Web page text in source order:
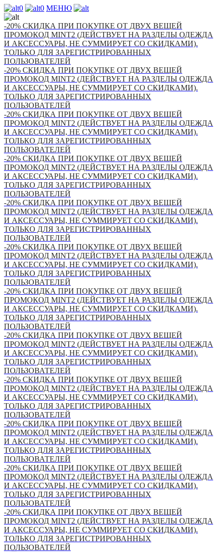
0 0 МЕНЮ
-20% СКИДКА ПРИ ПОКУПКЕ ОТ ДВУХ ВЕЩЕЙ
ПРОМОКОД MINT2 (ДЕЙСТВУЕТ НА РАЗДЕЛЫ ОДЕЖДА
И АКСЕССУАРЫ, НЕ СУММИРУЕТ СО СКИДКАМИ).
ТОЛЬКО ДЛЯ ЗАРЕГИСТРИРОВАННЫХ
ПОЛЬЗОВАТЕЛЕЙ
-20% СКИДКА ПРИ ПОКУПКЕ ОТ ДВУХ ВЕЩЕЙ
ПРОМОКОД MINT2 (ДЕЙСТВУЕТ НА РАЗДЕЛЫ ОДЕЖДА
И АКСЕССУАРЫ, НЕ СУММИРУЕТ СО СКИДКАМИ).
ТОЛЬКО ДЛЯ ЗАРЕГИСТРИРОВАННЫХ
ПОЛЬЗОВАТЕЛЕЙ
-20% СКИДКА ПРИ ПОКУПКЕ ОТ ДВУХ ВЕЩЕЙ
ПРОМОКОД MINT2 (ДЕЙСТВУЕТ НА РАЗДЕЛЫ ОДЕЖДА
И АКСЕССУАРЫ, НЕ СУММИРУЕТ СО СКИДКАМИ).
ТОЛЬКО ДЛЯ ЗАРЕГИСТРИРОВАННЫХ
ПОЛЬЗОВАТЕЛЕЙ
-20% СКИДКА ПРИ ПОКУПКЕ ОТ ДВУХ ВЕЩЕЙ
ПРОМОКОД MINT2 (ДЕЙСТВУЕТ НА РАЗДЕЛЫ ОДЕЖДА
И АКСЕССУАРЫ, НЕ СУММИРУЕТ СО СКИДКАМИ).
ТОЛЬКО ДЛЯ ЗАРЕГИСТРИРОВАННЫХ
ПОЛЬЗОВАТЕЛЕЙ
-20% СКИДКА ПРИ ПОКУПКЕ ОТ ДВУХ ВЕЩЕЙ
ПРОМОКОД MINT2 (ДЕЙСТВУЕТ НА РАЗДЕЛЫ ОДЕЖДА
И АКСЕССУАРЫ, НЕ СУММИРУЕТ СО СКИДКАМИ).
ТОЛЬКО ДЛЯ ЗАРЕГИСТРИРОВАННЫХ
ПОЛЬЗОВАТЕЛЕЙ
-20% СКИДКА ПРИ ПОКУПКЕ ОТ ДВУХ ВЕЩЕЙ
ПРОМОКОД MINT2 (ДЕЙСТВУЕТ НА РАЗДЕЛЫ ОДЕЖДА
И АКСЕССУАРЫ, НЕ СУММИРУЕТ СО СКИДКАМИ).
ТОЛЬКО ДЛЯ ЗАРЕГИСТРИРОВАННЫХ
ПОЛЬЗОВАТЕЛЕЙ
-20% СКИДКА ПРИ ПОКУПКЕ ОТ ДВУХ ВЕЩЕЙ
ПРОМОКОД MINT2 (ДЕЙСТВУЕТ НА РАЗДЕЛЫ ОДЕЖДА
И АКСЕССУАРЫ, НЕ СУММИРУЕТ СО СКИДКАМИ).
ТОЛЬКО ДЛЯ ЗАРЕГИСТРИРОВАННЫХ
ПОЛЬЗОВАТЕЛЕЙ
-20% СКИДКА ПРИ ПОКУПКЕ ОТ ДВУХ ВЕЩЕЙ
ПРОМОКОД MINT2 (ДЕЙСТВУЕТ НА РАЗДЕЛЫ ОДЕЖДА
И АКСЕССУАРЫ, НЕ СУММИРУЕТ СО СКИДКАМИ).
ТОЛЬКО ДЛЯ ЗАРЕГИСТРИРОВАННЫХ
ПОЛЬЗОВАТЕЛЕЙ
-20% СКИДКА ПРИ ПОКУПКЕ ОТ ДВУХ ВЕЩЕЙ
ПРОМОКОД MINT2 (ДЕЙСТВУЕТ НА РАЗДЕЛЫ ОДЕЖДА
И АКСЕССУАРЫ, НЕ СУММИРУЕТ СО СКИДКАМИ).
ТОЛЬКО ДЛЯ ЗАРЕГИСТРИРОВАННЫХ
ПОЛЬЗОВАТЕЛЕЙ
-20% СКИДКА ПРИ ПОКУПКЕ ОТ ДВУХ ВЕЩЕЙ
ПРОМОКОД MINT2 (ДЕЙСТВУЕТ НА РАЗДЕЛЫ ОДЕЖДА
И АКСЕССУАРЫ, НЕ СУММИРУЕТ СО СКИДКАМИ).
ТОЛЬКО ДЛЯ ЗАРЕГИСТРИРОВАННЫХ
ПОЛЬЗОВАТЕЛЕЙ
-20% СКИДКА ПРИ ПОКУПКЕ ОТ ДВУХ ВЕЩЕЙ
ПРОМОКОД MINT2 (ДЕЙСТВУЕТ НА РАЗДЕЛЫ ОДЕЖДА
И АКСЕССУАРЫ, НЕ СУММИРУЕТ СО СКИДКАМИ).
ТОЛЬКО ДЛЯ ЗАРЕГИСТРИРОВАННЫХ
ПОЛЬЗОВАТЕЛЕЙ
-20% СКИДКА ПРИ ПОКУПКЕ ОТ ДВУХ ВЕЩЕЙ
ПРОМОКОД MINT2 (ДЕЙСТВУЕТ НА РАЗДЕЛЫ ОДЕЖДА
И АКСЕССУАРЫ, НЕ СУММИРУЕТ СО СКИДКАМИ).
ТОЛЬКО ДЛЯ ЗАРЕГИСТРИРОВАННЫХ
ПОЛЬЗОВАТЕЛЕЙ